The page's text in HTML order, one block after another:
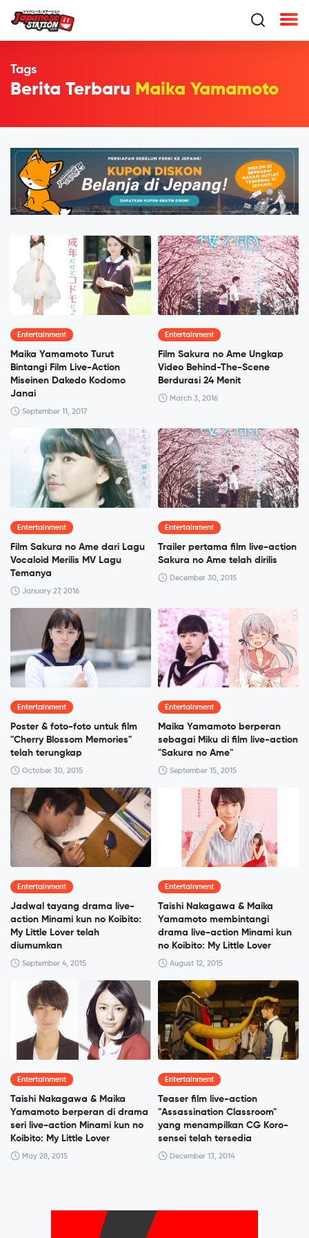
Tags
Berita Terbaru Maika Yamamoto
Entertainment
Maika Yamamoto Turut
Bintangi Film Live-Action
Miseinen Dakedo Kodomo
Janai
September 11, 2017
Entertainment
Film Sakura no Ame Ungkap
Video Behind-The-Scene
Berdurasi 24 Menit
March 3, 2016
Entertainment
Film Sakura no Ame dari Lagu
Vocaloid Merilis MV Lagu
Temanya
January 27, 2016
Entertainment
Trailer pertama film live-action
Sakura no Ame telah dirilis
December 30, 2015
Entertainment
Poster & foto-foto untuk film
"Cherry Blossom Memories"
telah terungkap
October 30, 2015
Entertainment
Maika Yamamoto berperan
sebagai Miku di film live-action
"Sakura no Ame"
September 15, 2015
Entertainment
Jadwal tayang drama live-
action Minami kun no Koibito:
My Little Lover telah
diumumkan
September 4, 2015
Entertainment
Taishi Nakagawa & Maika
Yamamoto membintangi
drama live-action Minami kun
no Koibito: My Little Lover
August 12, 2015
Entertainment
Taishi Nakagawa & Maika
Yamamoto berperan di drama
seri live-action Minami kun no
Koibito: My Little Lover
May 28, 2015
Entertainment
Teaser film live-action
"Assassination Classroom"
yang menampilkan CG Koro-
sensei telah tersedia
December 13, 2014